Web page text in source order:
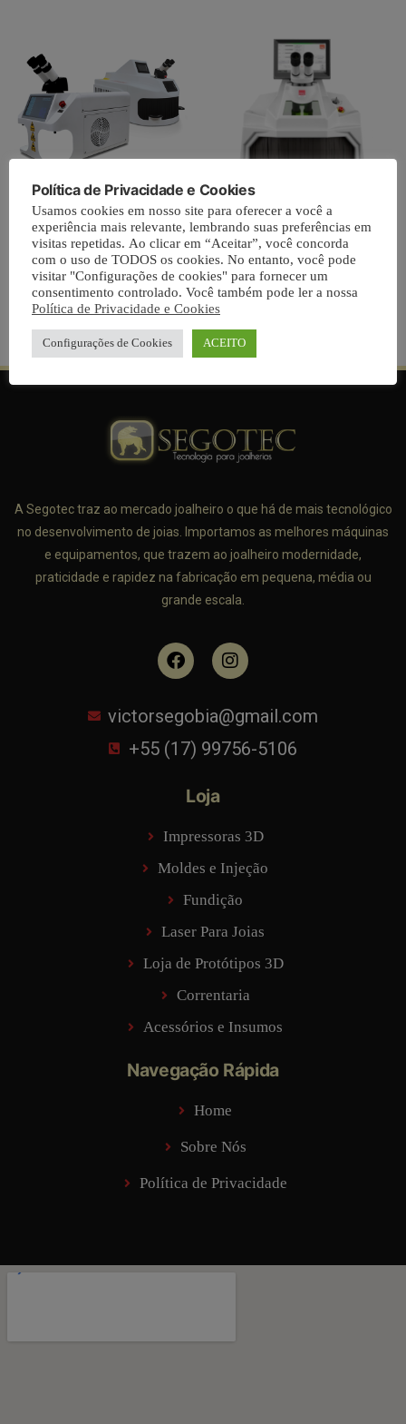
Solda Laser SL – 60 /
100
Leia mais
Solda Pro Laser
EASY
Leia mais
A Segotec traz ao mercado joalheiro o que há de mais tecnológico
no desenvolvimento de joias. Importamos as melhores máquinas
e equipamentos, que trazem ao joalheiro modernidade,
praticidade e rapidez na fabricação em pequena, média ou
grande escala.
victorsegobia@gmail.com
+55 (17) 99756-5106
Loja
Impressoras 3D
Moldes e Injeção
Fundição
Laser Para Joias
Loja de Protótipos 3D
Correntaria
Acessórios e Insumos
Navegação Rápida
Home
Sobre Nós
Política de Privacidade
Política de Privacidade e Cookies
Usamos cookies em nosso site para oferecer a você a
experiência mais relevante, lembrando suas preferências em
visitas repetidas. Ao clicar em “Aceitar”, você concorda
com o uso de TODOS os cookies. No entanto, você pode
visitar "Configurações de cookies" para fornecer um
consentimento controlado. Você também pode ler a nossa
Política de Privacidade e Cookies
Configurações de Cookies ACEITO